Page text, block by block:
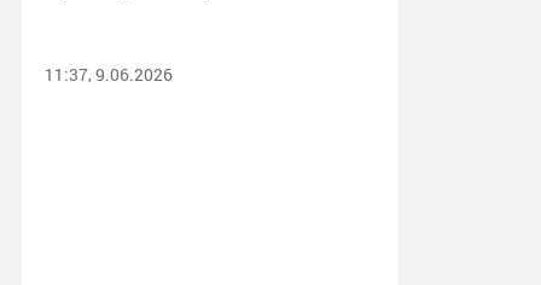
11:37, 9.06.2026